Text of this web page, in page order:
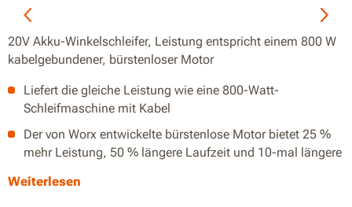
20V Akku-Winkelschleifer, Leistung entspricht einem 800 W
kabelgebundener, bürstenloser Motor
Liefert die gleiche Leistung wie eine 800-Watt-
Schleifmaschine mit Kabel
Der von Worx entwickelte bürstenlose Motor bietet 25 %
mehr Leistung, 50 % längere Laufzeit und 10-mal längere
Weiterlesen